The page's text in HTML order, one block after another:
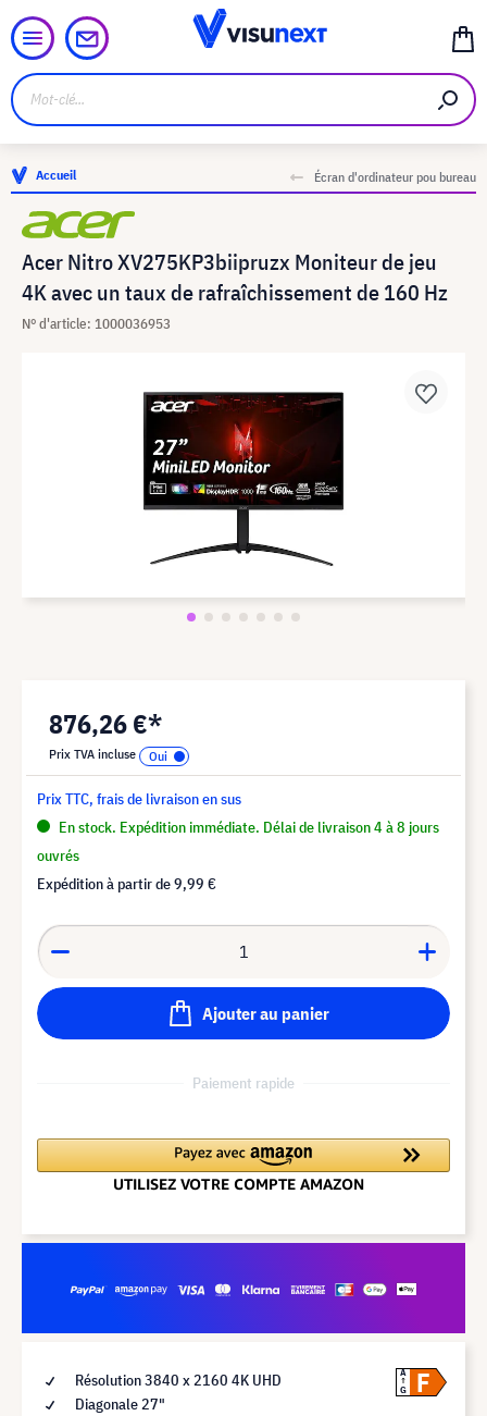
Accueil Écran d'ordinateur pou bureau
Acer Nitro XV275KP3biipruzx Moniteur de jeu
4K avec un taux de rafraîchissement de 160 Hz
N° d'article: 1000036953
876,26 €*
Prix TVA incluse
Prix TTC, frais de livraison en sus
En stock. Expédition immédiate. Délai de livraison 4 à 8 jours
ouvrés
Expédition à partir de9,99 €
Ajouter au panier
Paiement rapide
Résolution 3840 x 2160 4K UHD
Diagonale 27"
A
G
F